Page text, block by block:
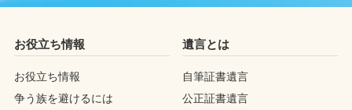
お役立ち情報
お役立ち情報
争う族を避けるには
遺言とは
自筆証書遺言
公正証書遺言